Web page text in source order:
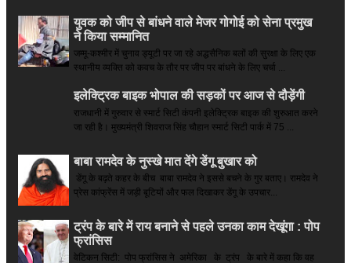
युवक को जीप से बांधने वाले मेजर गोगोई को सेना प्रमुख
ने किया सम्‍मानित
जम्मू-कश्मीर में चुनाव ड्यूटी पर जा रहे अद्धसैनिक बलों की सुरक्षा के लिए एक
स्थानीय व्यक्ति को कवच के तौर पर जीप पर बांधने के लिए चर्चा ...
इलेक्ट्रिक बाइक भोपाल की सड़कों पर आज से दौड़ेंगी
राजधानी में गुरुवार से स्मार्ट सिटी कंपनी इलेक्ट्रिक बाइक की शुरुआत करने
जा रही है। मुख्यमंत्री शिवराज सिंह चौहान स्मार्ट सिटी पार्क में 75 ...
बाबा रामदेव के नुस्खे मात देंगे डेंगू बुखार को
डेंगू के बढ़ते कहर के बीच बाबा रामदेव ने इससे बचने के गुर बताए। रामदेव ने
प्रेस कांफ्रेंस में जड़ी बूटियों और फल दिखाकर डेंगू के उपचार...
ट्रंप के बारे में राय बनाने से पहले उनका काम देखूंगा : पोप
फ्रांसिस
वेटिकन सिटी: पोप फ्रांसिस ने अमेरिका के ट्रंप के बारे में कहा कि वह